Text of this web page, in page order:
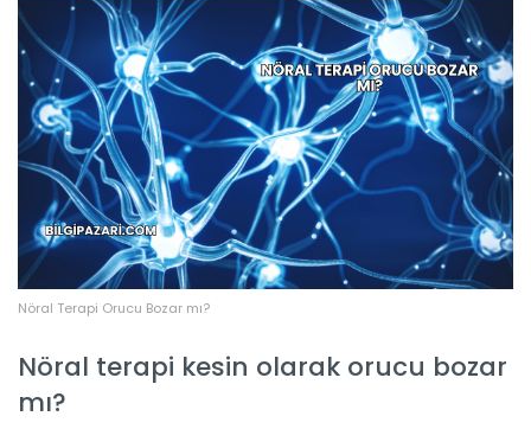
Nöral Terapi Orucu Bozar mı?
Nöral terapi kesin olarak orucu bozar
mı?